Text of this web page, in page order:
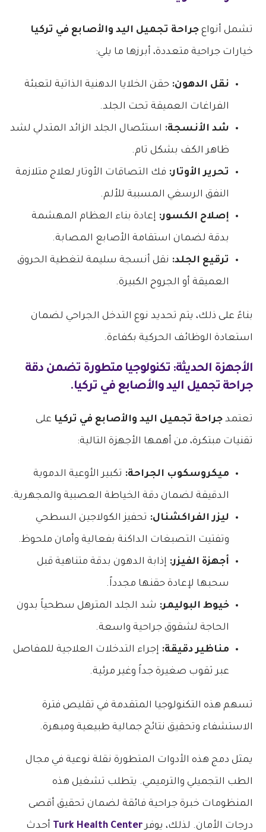
تشمل أنواعجراحة تجميل اليد والأصابع في تركيا
خيارات جراحية متعددة، أبرزها ما يلي:
نقل الدهون: حقن الخلايا الدهنية الذاتية لتعبئة
الفراغات العميقة تحت الجلد.
شد الأنسجة: استئصال الجلد الزائد المتدلي لشد
ظاهر الكف بشكل تام.
تحرير الأوتار: فك التصاقات الأوتار لعلاج متلازمة
النفق الرسغي المسببة للألم.
إصلاح الكسور: إعادة بناء العظام المهشمة
بدقة لضمان استقامة الأصابع المصابة.
ترقيع الجلد: نقل أنسجة سليمة لتغطية الحروق
العميقة أو الجروح الكبيرة.
بناءً على ذلك، يتم تحديد نوع التدخل الجراحي لضمان
استعادة الوظائف الحركية بكفاءة.
الأجهزة الحديثة: تكنولوجيا متطورة تضمن دقة
جراحة تجميل اليد والأصابع في تركيا.
تعتمدجراحة تجميل اليد والأصابع في تركيا على
تقنيات مبتكرة، من أهمها الأجهزة التالية:
ميكروسكوب الجراحة: تكبير الأوعية الدموية
الدقيقة لضمان دقة الخياطة العصبية والمجهرية.
ليزر الفراكشنال: تحفيز الكولاجين السطحي
وتفتيت التصبغات الداكنة بفعالية وأمان ملحوظ.
أجهزة الفيزر: إذابة الدهون بدقة متناهية قبل
سحبها لإعادة حقنها مجدداً.
خيوط البوليمر: شد الجلد المترهل سطحياً بدون
الحاجة لشقوق جراحية واسعة.
مناظير دقيقة: إجراء التدخلات العلاجية للمفاصل
عبر ثقوب صغيرة جداً وغير مرئية.
تسهم هذه التكنولوجيا المتقدمة في تقليص فترة
الاستشفاء وتحقيق نتائج جمالية طبيعية ومبهرة.
يمثل دمج هذه الأدوات المتطورة نقلة نوعية في مجال
الطب التجميلي والترميمي. يتطلب تشغيل هذه
المنظومات خبرة جراحية فائقة لضمان تحقيق أقصى
درجات الأمان. لذلك، يوفرTurk Health Center أحدث